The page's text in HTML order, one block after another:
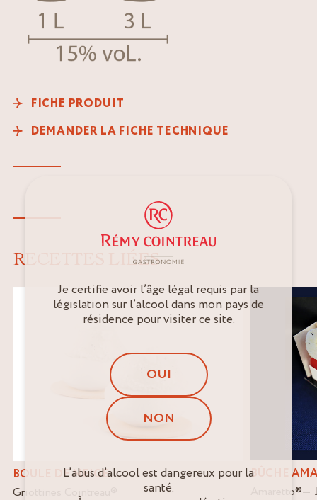
FICHE PRODUIT
DEMANDER LA FICHE TECHNIQUE
RECETTES LIÉES
BOULE DE NEIGE
Griottines Cointreau
BÛCHE
Amaretto®
Je certifie avoir l’âge légal requis par la
législation sur l’alcool dans mon pays de
résidence pour visiter ce site.
OUI
NON
L’abus d’alcool est dangereux pour la
santé.